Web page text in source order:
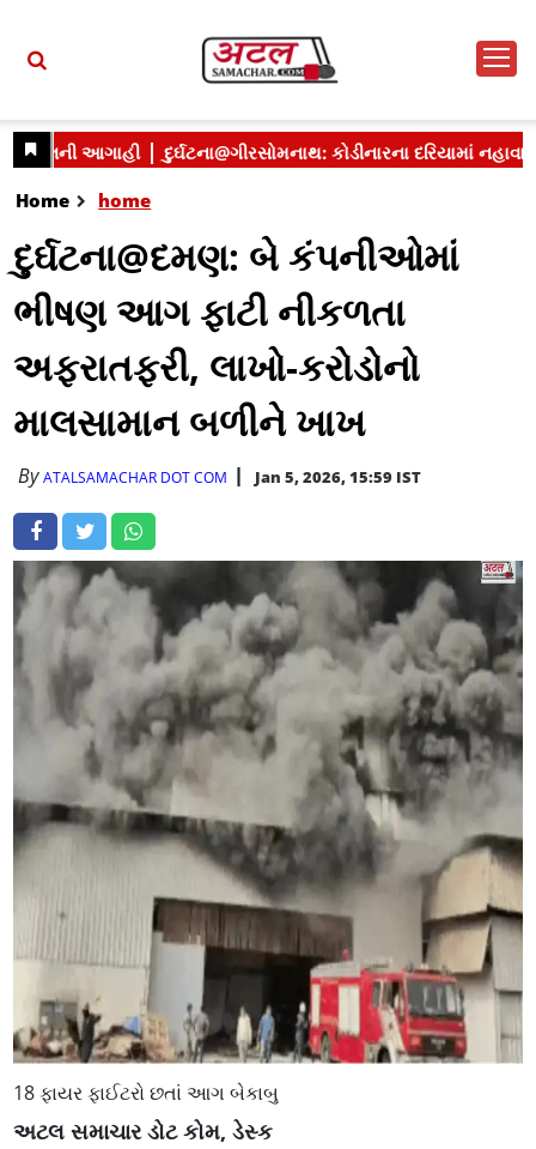
Home home
દુર્ઘટના@દમણ: બે કંપનીઓમાં
ભીષણ આગ ફાટી નીકળતા
અફરાતફરી, લાખો-કરોડોનો
માલસામાન બળીને ખાખ
ByATALSAMACHAR DOT COM Jan 5, 2026, 15:59 IST
18 ફાયર ફાઈટરો છતાં આગ બેકાબુ
અટલ સમાચાર ડોટ કોમ, ડેસ્ક